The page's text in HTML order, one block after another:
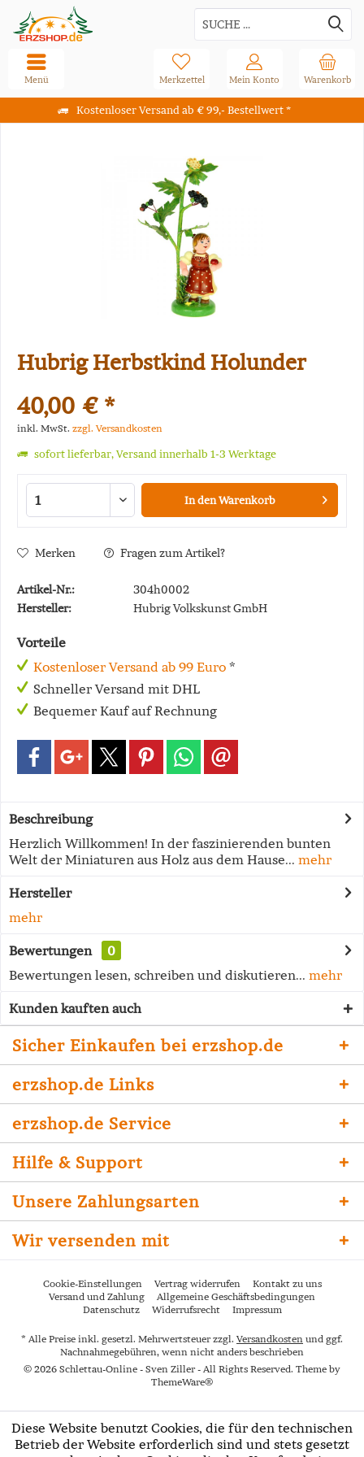
Kostenloser Versand ab € 99,- Bestellwert *
Warenkorb
Merkzettel Mein Konto
Menü
Hubrig Herbstkind Holunder
40,00 € *
inkl. MwSt. zzgl. Versandkosten
sofort lieferbar, Versand innerhalb 1-3 Werktage
In denWarenkorb
Merken Fragen zum Artikel?
Artikel-Nr.:
304h0002
Hersteller:
Hubrig Volkskunst GmbH
Vorteile
Kostenloser Versand ab 99 Euro *
Schneller Versand mit DHL
Bequemer Kauf auf Rechnung
Beschreibung
Herzlich Willkommen! In der faszinierenden bunten
Welt der Miniaturen aus Holz aus dem Hause... mehr
Hersteller
mehr
Bewertungen
0
Bewertungen lesen, schreiben und diskutieren... mehr
Kunden kauften auch
Sicher Einkaufen bei erzshop.de
erzshop.de Links
erzshop.de Service
Hilfe & Support
Unsere Zahlungsarten
Wir versenden mit
Cookie-Einstellungen Vertrag widerrufen
Kontakt zu uns
Versand und Zahlung
Allgemeine Geschäftsbedingungen
Datenschutz
Widerrufsrecht Impressum
* Alle Preise inkl. gesetzl. Mehrwertsteuer zzgl. Versandkosten und ggf.
Nachnahmegebühren, wenn nicht anders beschrieben
© 2026 Schlettau-Online - Sven Ziller - All Rights Reserved. Theme by
ThemeWare®
Diese Website benutzt Cookies, die für den technischen
Betrieb der Website erforderlich sind und stets gesetzt